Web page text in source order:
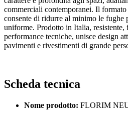
commerciali contemporanei. Il
consente di ridurre al minimo le
uniforme. Prodotto in Italia, resistente,
performance tecniche, unisce design
pavimenti e rivestimenti di grande
Scheda tecnica
Nome prodotto: FLORIM